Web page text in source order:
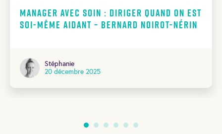
Manager avec soin : diriger quand on est
soi-même aidant – Bernard Noirot-Nérin
Stéphanie
20 décembre 2025